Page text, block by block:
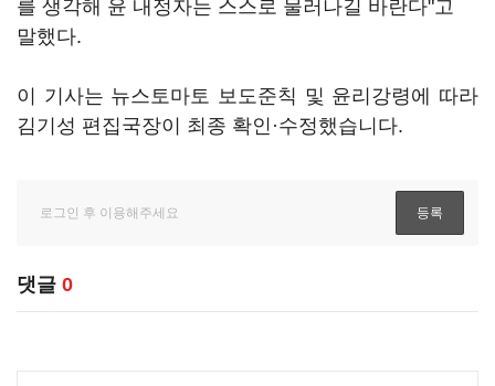
를 생각해 윤 내정자는 스스로 물러나길 바란다"고
말했다.
이 기사는 뉴스토마토 보도준칙 및 윤리강령에 따라
김기성 편집국장이 최종 확인·수정했습니다.
댓글 0